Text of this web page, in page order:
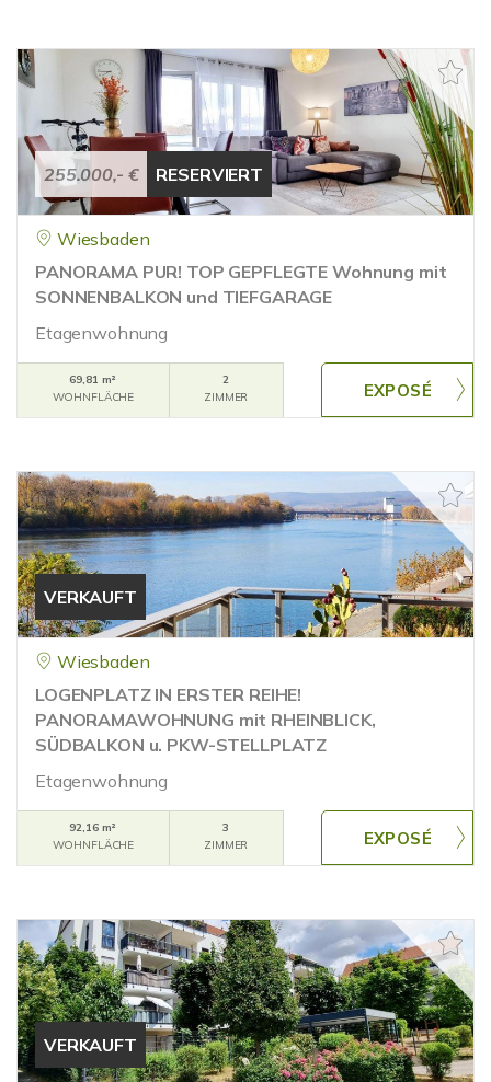
255.000,- € RESERVIERT
Wiesbaden
PANORAMA PUR! TOP GEPFLEGTE Wohnung mit
SONNENBALKON und TIEFGARAGE
Etagenwohnung
69,81 m²
WOHNFLÄCHE
2
ZIMMER
VERKAUFT
Wiesbaden
LOGENPLATZ IN ERSTER REIHE!
PANORAMAWOHNUNG mit RHEINBLICK,
SÜDBALKON u. PKW-STELLPLATZ
Etagenwohnung
92,16 m²
WOHNFLÄCHE
3
ZIMMER
VERKAUFT